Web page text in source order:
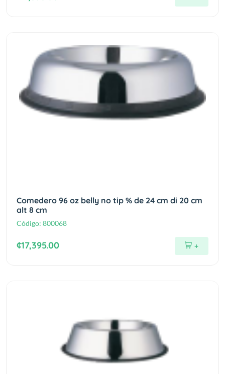
Comedero 96 oz belly no tip % de 24 cm di 20 cm
alt 8 cm
Código: 800068
¢17,395.00 +